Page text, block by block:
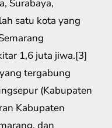
Surabaya,
satu kota yang
1,6 juta jiwa.[3]
tergabung
(Kabupaten
Kabupaten
dan